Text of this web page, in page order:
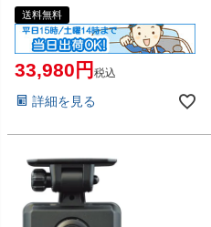
送料無料
33,980 税込
詳細を見る